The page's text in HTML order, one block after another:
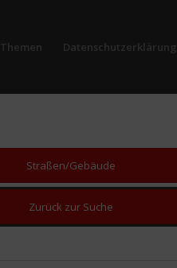
Themen Datenschutzerklärung
Straßen/Gebäude
Zurück zur Suche